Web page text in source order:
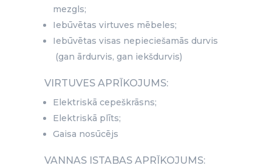
mezgls;
Iebūvētas virtuves mēbeles;
Iebūvētas visas nepieciešamās durvis
(gan ārdurvis, gan iekšdurvis)
VIRTUVES APRĪKOJUMS:
Elektriskā cepeškrāsns;
Elektriskā plīts;
Gaisa nosūcējs
VANNAS ISTABAS APRĪKOJUMS: